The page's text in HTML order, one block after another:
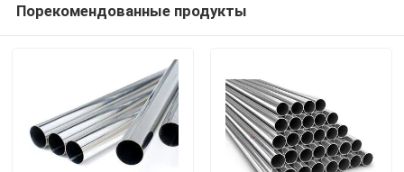
Порекомендованные продукты